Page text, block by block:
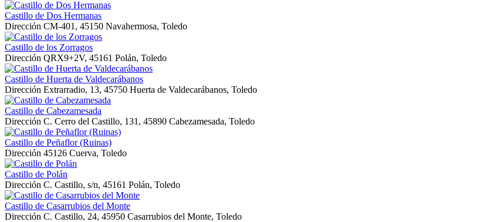
Castillo de Dos Hermanas
Dirección CM-401, 45150 Navahermosa, Toledo
Castillo de los Zorragos
Dirección QRX9+2V, 45161 Polán, Toledo
Castillo de Huerta de Valdecarábanos
Dirección Extrarradio, 13, 45750 Huerta de Valdecarábanos, Toledo
Castillo de Cabezamesada
Dirección C. Cerro del Castillo, 131, 45890 Cabezamesada, Toledo
Castillo de Peñaflor (Ruinas)
Dirección 45126 Cuerva, Toledo
Castillo de Polán
Dirección C. Castillo, s/n, 45161 Polán, Toledo
Castillo de Casarrubios del Monte
Dirección C. Castillo, 24, 45950 Casarrubios del Monte, Toledo